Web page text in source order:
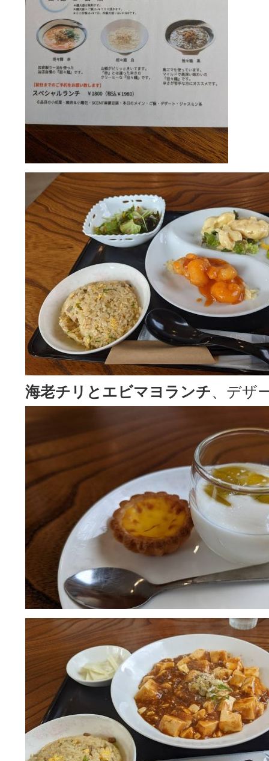
海老チリとエビマヨランチ、デザ